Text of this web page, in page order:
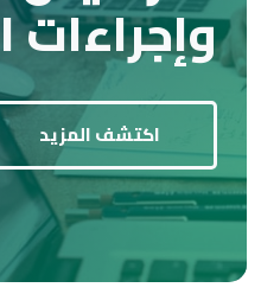
وإجراءات
اكتشف المزيد